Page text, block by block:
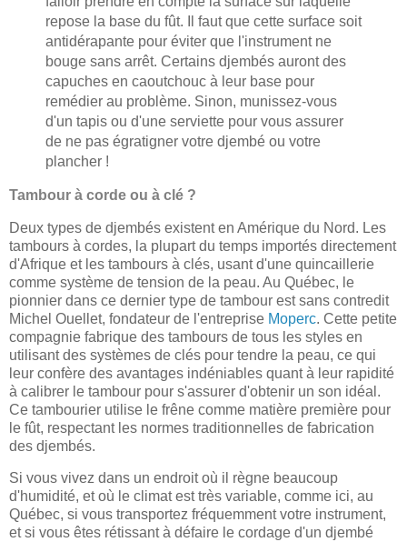
repose la base du fût. Il faut que cette surface soit
antidérapante pour éviter que l'instrument ne
bouge sans arrêt. Certains djembés auront des
capuches en caoutchouc à leur base pour
remédier au problème. Sinon, munissez-vous
d'un tapis ou d'une serviette pour vous assurer
de ne pas égratigner votre djembé ou votre
plancher !
Tambour à corde ou à clé ?
Deux types de djembés existent en Amérique du Nord. Les
tambours à cordes, la plupart du temps importés directement
d'Afrique et les tambours à clés, usant d'une quincaillerie
comme système de tension de la peau. Au Québec, le
pionnier dans ce dernier type de tambour est sans contredit
Michel Ouellet, fondateur de l'entreprise Moperc. Cette petite
compagnie fabrique des tambours de tous les styles en
utilisant des systèmes de clés pour tendre la peau, ce qui
leur confère des avantages indéniables quant à leur rapidité
à calibrer le tambour pour s'assurer d'obtenir un son idéal.
Ce tambourier utilise le frêne comme matière première pour
le fût, respectant les normes traditionnelles de fabrication
des djembés.
Si vous vivez dans un endroit où il règne beaucoup
d'humidité, et où le climat est très variable, comme ici, au
Québec, si vous transportez fréquemment votre instrument,
et si vous êtes rétissant à défaire le cordage d'un djembé